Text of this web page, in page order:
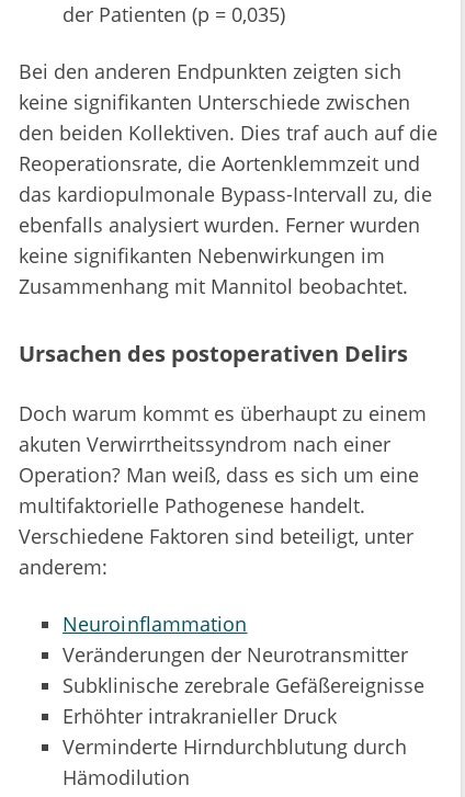
der Patienten (p = 0,035)
Bei den anderen Endpunkten zeigten sich
keine signifikanten Unterschiede zwischen
den beiden Kollektiven. Dies traf auch auf die
Reoperationsrate, die Aortenklemmzeit und
das kardiopulmonale Bypass-Intervall zu, die
ebenfalls analysiert wurden. Ferner wurden
keine signifikanten Nebenwirkungen im
Zusammenhang mit Mannitol beobachtet.
Ursachen des postoperativen Delirs
Doch warum kommt es überhaupt zu einem
akuten Verwirrtheitssyndrom nach einer
Operation? Man weiß, dass es sich um eine
multifaktorielle Pathogenese handelt.
Verschiedene Faktoren sind beteiligt, unter
anderem:
Neuroinflammation
Veränderungen der Neurotransmitter
Subklinische zerebrale Gefäßereignisse
Erhöhter intrakranieller Druck
Verminderte Hirndurchblutung durch
Hämodilution